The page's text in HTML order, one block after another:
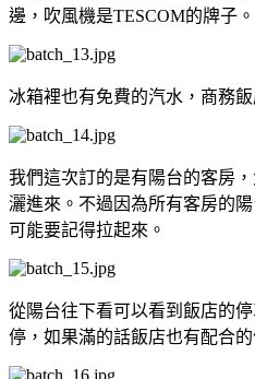
邊，吹風機是TESCOM的牌子。
冰箱裡也有免費的汽水，商務飯
我們這次訂的是有陽台的客房
灑進來。不過因為所有客房的
可能要記得拉起來。
從陽台往下看可以看到飯店的
停，如果滿的話飯店也有配合